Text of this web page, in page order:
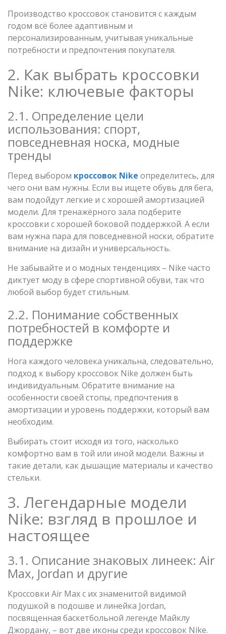
Производство кроссовок становится с каждым
годом всё более адаптивным и
персонализированным, учитывая уникальные
потребности и предпочтения покупателя.
2. Как выбрать кроссовки
Nike: ключевые факторы
2.1. Определение цели
использования: спорт,
повседневная носка, модные
тренды
Перед выбором кроссовок Nike определитесь, для
чего они вам нужны. Если вы ищете обувь для бега,
вам подойдут легкие и с хорошей амортизацией
модели. Для тренажёрного зала подберите
кроссовки с хорошей боковой поддержкой. А если
вам нужна пара для повседневной носки, обратите
внимание на дизайн и универсальность.
Не забывайте и о модных тенденциях – Nike часто
диктует моду в сфере спортивной обуви, так что
любой выбор будет стильным.
2.2. Понимание собственных
потребностей в комфорте и
поддержке
Нога каждого человека уникальна, следовательно,
подход к выбору кроссовок Nike должен быть
индивидуальным. Обратите внимание на
особенности своей стопы, предпочтения в
амортизации и уровень поддержки, который вам
необходим.
Выбирать стоит исходя из того, насколько
комфортно вам в той или иной модели. Важны и
такие детали, как дышащие материалы и качество
стельки.
3. Легендарные модели
Nike: взгляд в прошлое и
настоящее
3.1. Описание знаковых линеек: Air
Max, Jordan и другие
Кроссовки Air Max с их знаменитой видимой
подушкой в подошве и линейка Jordan,
посвященная баскетбольной легенде Майклу
Джордану, – вот две иконы среди кроссовок Nike.